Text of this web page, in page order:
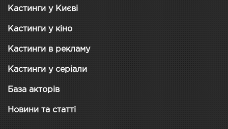
Кастинги у Києві
Кастинги у кіно
Кастинги в рекламу
Кастинги у серіали
База акторів
Новини та статті